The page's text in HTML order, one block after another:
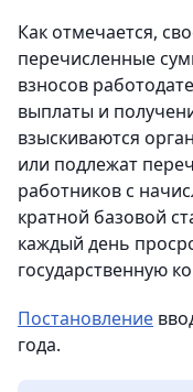
Как отмечается,
перечисленные
взносов
выплаты и
взыскиваются
или подлежат
работников с
кратной базовой
каждый день
государственную
Постановление
года.